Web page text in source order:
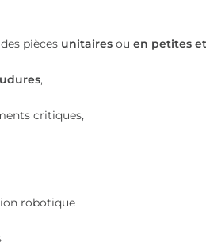
pièces unitaires ou en petites
,
critiques,
robotique